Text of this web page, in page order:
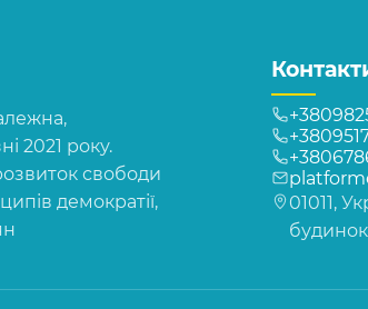
2021 року.
свободи
демократії,
01011,